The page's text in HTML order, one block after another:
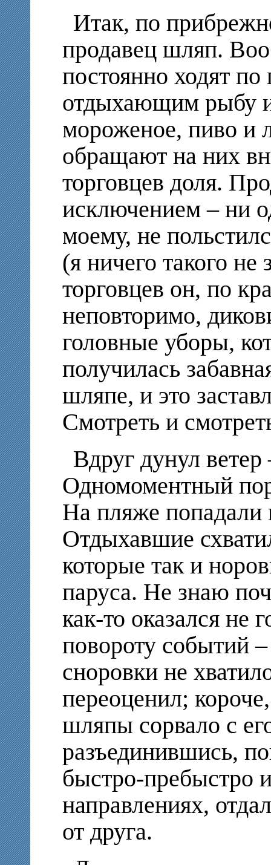
Итак, по
продавец шляп.
постоянно ходят
отдыхающим рыбу и
мороженое, пиво и
обращают на них
торговцев доля.
исключением – ни
моему, не
(я ничего такого
торговцев он, по
неповторимо,
головные уборы,
получилась
шляпе, и это
Смотреть и
Вдруг дунул
Одномоментный
На пляже попадали
Отдыхавшие
которые так и
паруса. Не знаю
как-то оказался не
повороту событий
сноровки не
переоценил;
шляпы сорвало с
разъединившись,
быстро-пребыстро
направлениях,
от друга.